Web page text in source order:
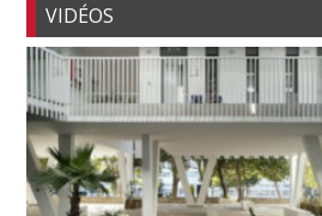
VIDÉOS